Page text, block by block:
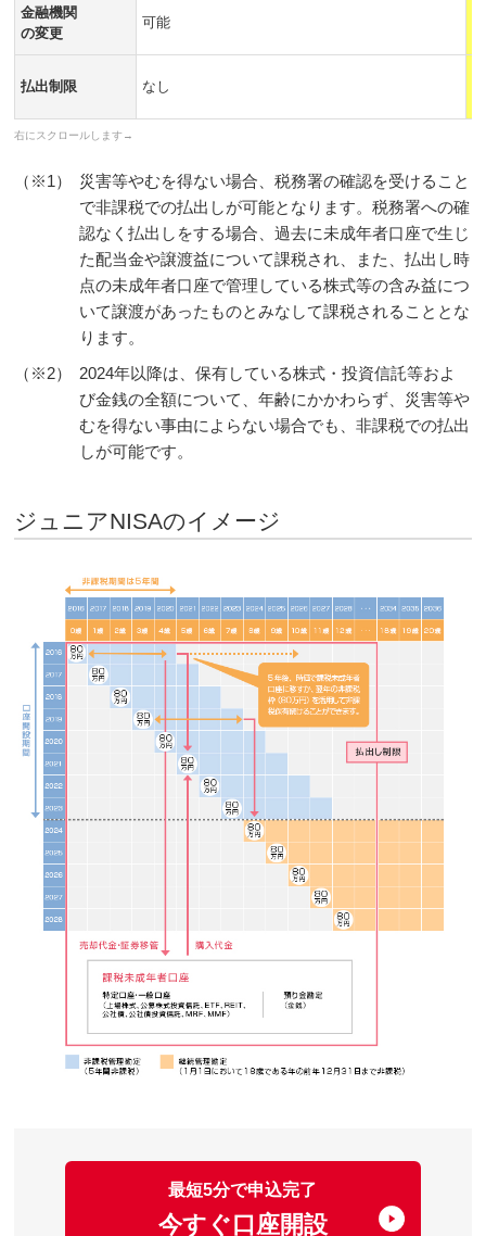
金融機関
の変更
可能
払出制限 なし
（※1）
災害等やむを得ない場合、税務署の確認を受けること
で非課税での払出しが可能となります。税務署への確
認なく払出しをする場合、過去に未成年者口座で生じ
た配当金や譲渡益について課税され、また、払出し時
点の未成年者口座で管理している株式等の含み益につ
いて譲渡があったものとみなして課税されることとな
ります。
（※2）
2024年以降は、保有している株式・投資信託等およ
び金銭の全額について、年齢にかかわらず、災害等や
むを得ない事由によらない場合でも、非課税での払出
しが可能です。
ジュニアNISAのイメージ
最短5分で申込完了
今すぐ口座開設